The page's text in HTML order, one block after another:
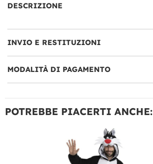
DESCRIZIONE
INVIO E RESTITUZIONI
MODALITÀ DI PAGAMENTO
POTREBBE PIACERTI ANCHE: